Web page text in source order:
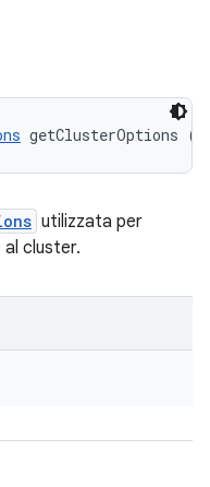
getClusterOptions ()
utilizzata per
cluster.